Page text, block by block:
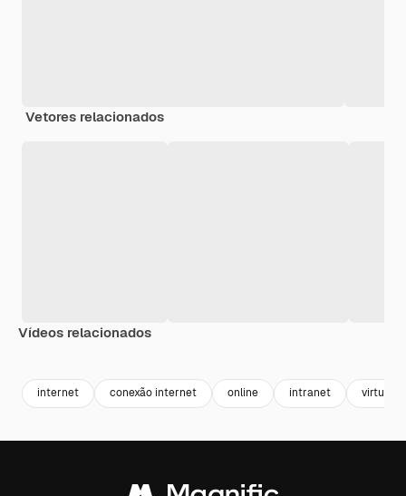
Vetores relacionados
Vídeos relacionados
internet conexão internet online intranet virtual